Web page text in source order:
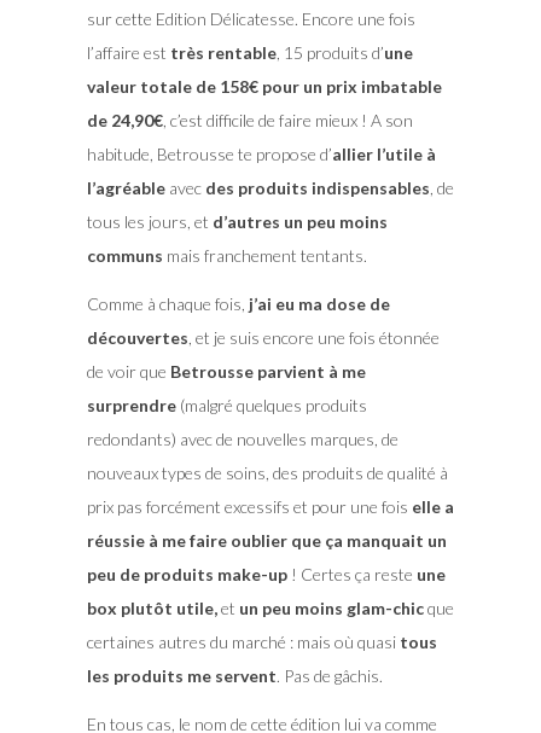
sur cette Edition Délicatesse. Encore une fois
l’affaire est très rentable, 15 produits d’une
valeur totale de 158€ pour un prix imbatable
de 24,90€, c’est difficile de faire mieux ! A son
habitude, Betrousse te propose d’allier l’utile à
l’agréableavec des produits indispensables , de
tous les jours, et d’autres un peu moins
communs mais franchement tentants.
Comme à chaque fois, j’ai eu ma dose de
découvertes , et je suis encore une fois étonnée
de voir que Betrousse parvient à me
surprendre(malgré quelques produits
redondants) avec de nouvelles marques, de
nouveaux types de soins, des produits de qualité à
prix pas forcément excessifs et pour une fois elle a
réussie à me faire oublier que ça manquait un
peu de produits make-up! Certes ça reste une
box plutôt utile,et un peu moins glam-chicque
certaines autres du marché : mais où quasi tous
les produits me servent. Pas de gâchis.
En tous cas, le nom de cette édition lui va comme